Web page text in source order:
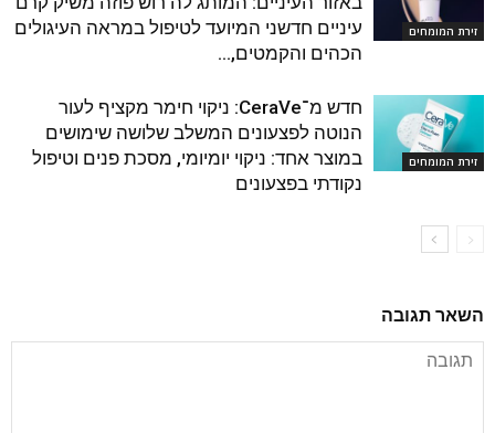
זירת המומחים
עיניים חדשני המיועד לטיפול במראה העיגולים
הכהים והקמטים,...
זירת המומחים
חדש מ־CeraVe: ניקוי חימר מקציף לעור
הנוטה לפצעונים המשלב שלושה שימושים
במוצר אחד: ניקוי יומיומי, מסכת פנים וטיפול
נקודתי בפצעונים
השאר תגובה